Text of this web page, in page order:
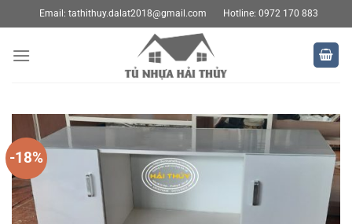
qua
nội
Email: tathithuy.dalat2018@gmail.com Hotline: 0972 170 883
-18%